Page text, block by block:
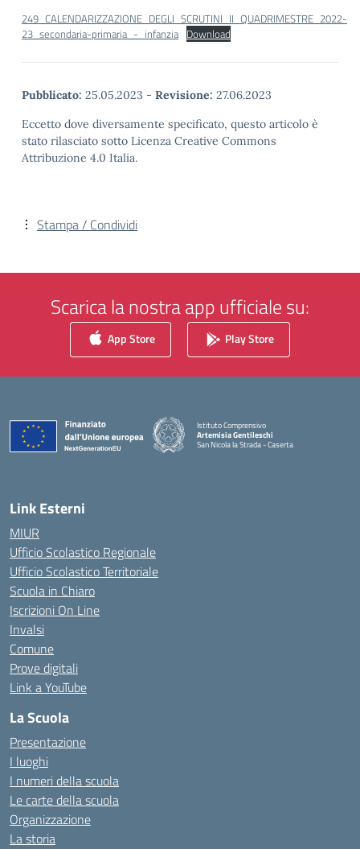
249_CALENDARIZZAZIONE_DEGLI_SCRUTINI_II_QUADRIMESTRE_2022-
23_secondaria-primaria_-_infanzia Download
Pubblicato: 25.05.2023 - Revisione: 27.06.2023
Eccetto dove diversamente specificato, questo articolo è
stato rilasciato sotto Licenza Creative Commons
Attribuzione 4.0 Italia.
Stampa / Condividi
Scarica la nostra app ufficiale su:
App Store Play Store
Istituto Comprensivo
Artemisia Gentileschi
San Nicola la Strada - Caserta
Link Esterni
MIUR
Ufficio Scolastico Regionale
Ufficio Scolastico Territoriale
Scuola in Chiaro
Iscrizioni On Line
Invalsi
Comune
Prove digitali
Link a YouTube
La Scuola
Presentazione
I luoghi
I numeri della scuola
Le carte della scuola
Organizzazione
La storia